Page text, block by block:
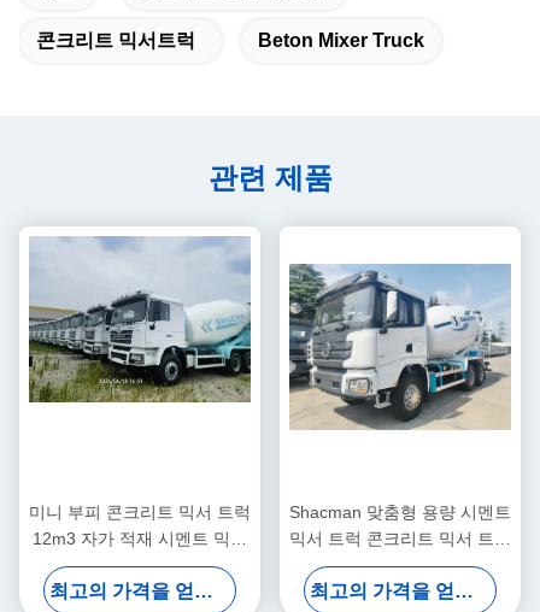
콘크리트 믹서트럭 Beton Mixer Truck
관련 제품
미니 부피 콘크리트 믹서 트럭
12m3 자가 적재 시멘트 믹싱
트럭
최고의 가격을 얻으십시오
Shacman 맞춤형 용량 시멘트
믹서 트럭 콘크리트 믹서 트럭
최고 속도 75km/h
최고의 가격을 얻으십시오